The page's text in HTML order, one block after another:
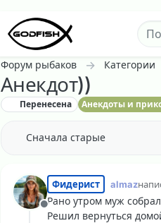
Форум рыбаков Категории
Анекдот))
Перенесена Анекдоты и
Сначала старые
Не в сети
Фидерист almaz
Рано утром муж
Решил вернуться